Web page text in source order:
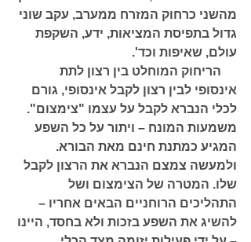
מהשני כרחוק המזרח ממערב, עקב שוני
גדול בתפיסת המציאות, ידע, השקפת
עולם, שאיפות וכד'.
     הריחוק המוחלט בין רצון לתת
אינסופי לבין רצון לקבל אינסופי, גורם
לכלי הנברא לקבל על עצמו "צימצום".
משמעות המונח – ויתור על כל השפע
המגיע כמתנת חינם מאת הבורא.
ולמעשה צמצם הנברא את הרצון לקבל
שלו. המטרה של הצימצום ושל
התהליכים הרוחניים הבאים אחריו –
להשיג את השפע בזכות ולא בחסד, היינו